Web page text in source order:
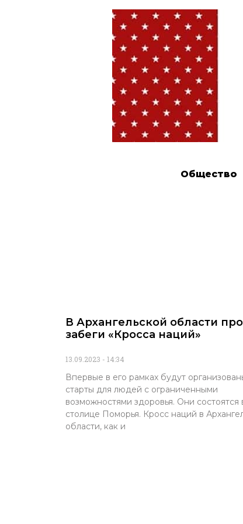
Общество
В Архангельской области
забеги «Кросса наций»
13.09.2023 14:34
Впервые в его рамках будут
старты для людей с ограниченными
возможностями здоровья. Они состоятся
столице Поморья. Кросс наций в
области, как и